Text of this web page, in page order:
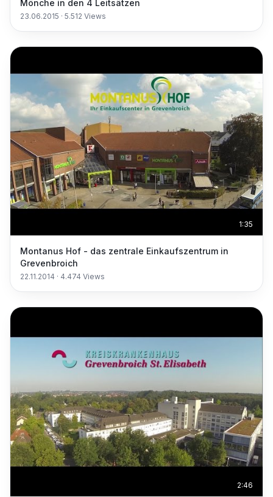
Mönche in den 4 Leitsätzen
23.06.2015 · 5.512 Views
1:35
Montanus Hof - das zentrale Einkaufszentrum in
Grevenbroich
22.11.2014 · 4.474 Views
2:46